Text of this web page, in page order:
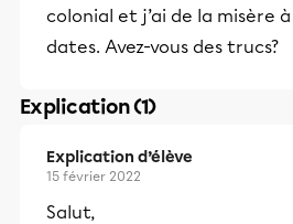
colonial et j’ai de la misère
dates. Avez-vous des trucs?
Explication (1)
Explication d’élève
15 février 2022
Salut,